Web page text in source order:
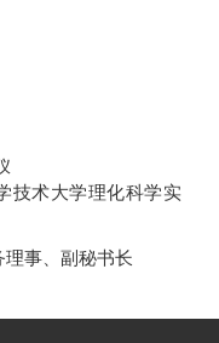
技术大学理化科学实
事、副秘书长